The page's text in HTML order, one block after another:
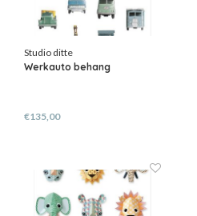
Studio ditte
Werkauto behang
€135,00